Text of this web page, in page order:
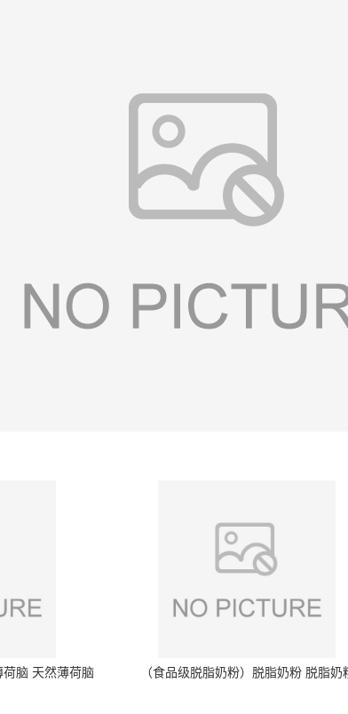
荷脑 天然薄荷脑 （食品级脱脂奶粉）脱脂奶粉 脱脂奶